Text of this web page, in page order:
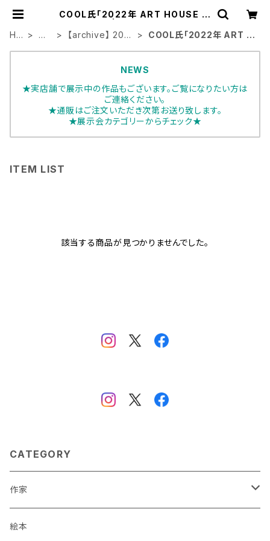
COOL氏「2022年 ART HOUSE 個
HO
展
【archive】 202
COOL氏「2022年 ART H
NEWS
★実店舗で展示中の作品もございます。ご覧になりたい方は
ご連絡ください。
★通販はご注文いただき次第お送り致します。
★展示会カテゴリーからチェック★
ITEM LIST
該当する商品が見つかりませんでした。
CATEGORY
作家
蒼川わか
絵本